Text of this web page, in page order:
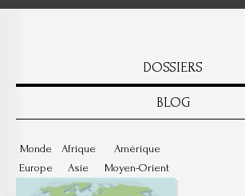
DOSSIERS
BLOG
Monde
Europe
Afrique
Asie
Amérique
Moyen-Orient